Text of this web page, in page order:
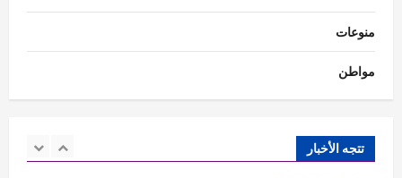
منوعات
مواطن
تتجه الأخبار
1
2
قتل شاب بالخصوص.. حبس المتهم بعد إطلاق